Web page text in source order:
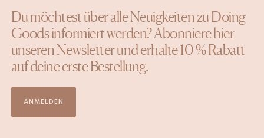
Du möchtest über alle Neuigkeiten zu Doing
Goods informiert werden? Abonniere hier
unseren Newsletter und erhalte 10 % Rabatt
auf deine erste Bestellung.
ANMELDEN